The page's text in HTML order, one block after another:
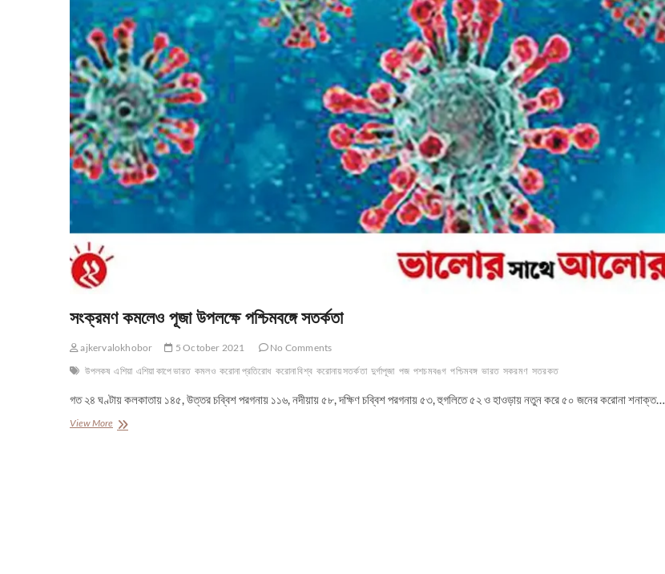
সংক্রমণ কমলেও পূজা উপলক্ষে পশ্চিমবঙ্গে সতর্কতা
ajkervalokhobor 5 October 2021
No Comments
উপলকষ এশিয়া এশিয়া কাপে ভারত কমলও করোনা প্রতিরোধ করোনা বিশ্ব করোনায় সতর্কতা দুর্গাপূজা পজ পশচমবঙগ পশ্চিমবঙ্গ ভারত সকরমণ সতরকত
গত ২৪ ঘণ্টায় কলকাতায় ১৪৫, উত্তর চব্বিশ পরগনায় ১১৬, নদীয়ায় ৫৮, দক্ষিণ চব্বিশ পরগনায় ৫৩, হুগলিতে ৫২ ও হাওড়ায় নতুন করে ৫০ জনের করোনা শনাক্ত…
View Moreসংক্রমণ